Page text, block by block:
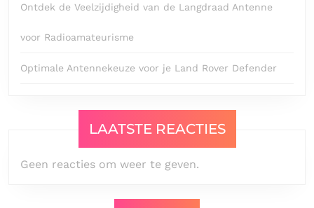
Ontdek de Veelzijdigheid van de Langdraad Antenne
voor Radioamateurisme
Optimale Antennekeuze voor je Land Rover Defender
LAATSTE REACTIES
Geen reacties om weer te geven.